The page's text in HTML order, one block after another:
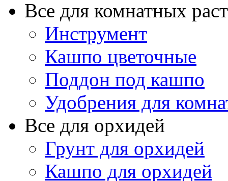
Все для комнатных
Инструмент
Кашпо цветочные
Поддон под кашпо
Удобрения для
Все для орхидей
Грунт для орхидей
Кашпо для орхидей